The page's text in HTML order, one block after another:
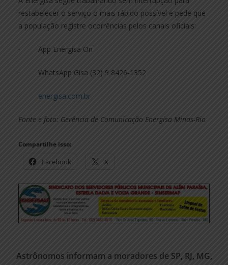
restabelecer o serviço o mais rápido possível e pede que
a população registre ocorrências pelos canais oficiais:
· App Energisa On
· WhatsApp Gisa (32) 9 8426‑1352
· energisa.com.br
Fonte e foto: Gerência de Comunicação Energisa Minas-Rio
Compartilhe isso:
Facebook X
Astrônomos informam a moradores de SP, RJ, MG,